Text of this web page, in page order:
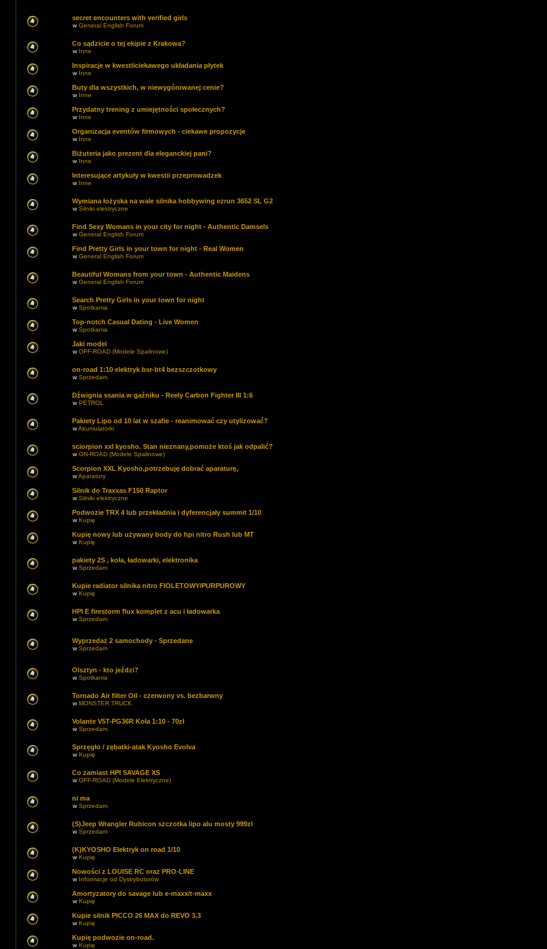
secret encounters with verified girls
wGeneral English Forum
Co sądzicie o tej ekipie z Krakowa?
w Inne
Inspiracje w kwestiiciekawego układania płytek
w Inne
Buty dla wszystkich, w niewygórowanej cenie?
w Inne
Przydatny trening z umiejętności społecznych?
w Inne
Organizacja eventów firmowych - ciekawe propozycje
w Inne
Biżuteria jako prezent dla eleganckiej pani?
w Inne
Interesujące artykuły w kwestii przeprowadzek
w Inne
Wymiana łożyska na wale silnika hobbywing ezrun 3652 SL G2
wSilniki elektryczne
Find Sexy Womans in your city for night - Authentic Damsels
wGeneral English Forum
Find Pretty Girls in your town for night - Real Women
wGeneral English Forum
Beautiful Womans from your town - Authentic Maidens
wGeneral English Forum
Search Pretty Girls in your town for night
wSpotkania
Top-notch Сasual Dating - Live Women
wSpotkania
Jaki model
wOFF-ROAD (Modele Spalinowe)
on-road 1:10 elektryk bsr-bt4 bezszczotkowy
wSprzedam
Dźwignia ssania w gaźniku - Reely Carbon Fighter III 1:6
wPETROL
Pakiety Lipo od 10 lat w szafie - reanimować czy utylizować?
wAkumulatorki
sciorpion xxl kyosho. Stan nieznany,pomoże ktoś jak odpalić?
wON-ROAD (Modele Spalinowe)
Scorpion XXL Kyosho,potrzebuję dobrać aparaturę,
wAparatury
Silnik do Traxxas F150 Raptor
wSilniki elektryczne
Podwozie TRX 4 lub przekładnia i dyferencjały summit 1/10
wKupię
Kupię nowy lub używany body do hpi nitro Rush lub MT
wKupię
pakiety 2S , koła, ładowarki, elektronika
wSprzedam
Kupie radiator silnika nitro FIOLETOWY/PURPUROWY
wKupię
HPI E firestorm flux komplet z acu i ładowarka
wSprzedam
Wyprzedaż 2 samochody - Sprzedane
wSprzedam
Olsztyn - kto jeździ?
wSpotkania
Tornado Air filter Oil - czerwony vs. bezbarwny
wMONSTER TRUCK
Volante V5T-PG36R Koła 1:10 - 70zł
wSprzedam
Sprzęgło / zębatki-atak Kyosho Evolva
wKupię
Co zamiast HPI SAVAGE XS
wOFF-ROAD (Modele Elektryczne)
ni ma
wSprzedam
(S)Jeep Wrangler Rubicon szczotka lipo alu mosty 999zl
wSprzedam
(K)KYOSHO Elektryk on road 1/10
wKupię
Nowości z LOUISE RC oraz PRO-LINE
w Informacje od Dystrybutorów
Amortyzatory do savage lub e-maxx/t-maxx
wKupię
Kupie silnik PICCO 26 MAX do REVO 3.3
wKupię
Kupię podwozie on-road.
wKupię